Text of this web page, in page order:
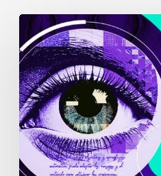
Solo
el
1%
de
los
usuarios
abre